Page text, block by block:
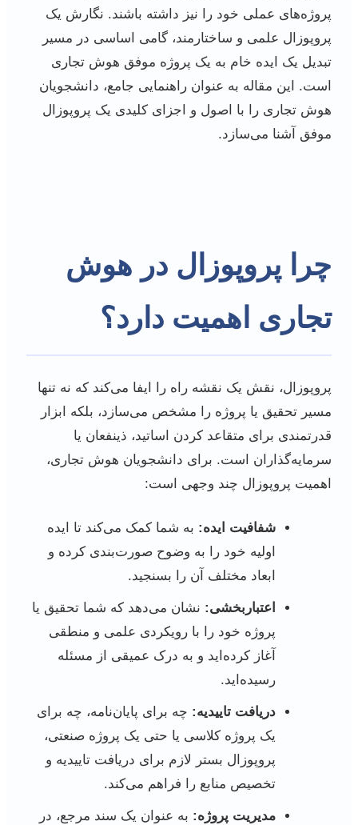
پروژه‌های عملی خود را نیز داشته باشند. نگارش یک
پروپوزال علمی و ساختارمند، گامی اساسی در مسیر
تبدیل یک ایده خام به یک پروژه موفق هوش تجاری
است. این مقاله به عنوان راهنمایی جامع، دانشجویان
هوش تجاری را با اصول و اجزای کلیدی یک پروپوزال
موفق آشنا می‌سازد.
چرا پروپوزال در هوش
تجاری اهمیت دارد؟
پروپوزال، نقش یک نقشه راه را ایفا می‌کند که نه تنها
مسیر تحقیق یا پروژه را مشخص می‌سازد، بلکه ابزار
قدرتمندی برای متقاعد کردن اساتید، ذینفعان یا
سرمایه‌گذاران است. برای دانشجویان هوش تجاری،
اهمیت پروپوزال چند وجهی است:
شفافیت ایده: به شما کمک می‌کند تا ایده
اولیه خود را به وضوح صورت‌بندی کرده و
ابعاد مختلف آن را بسنجید.
اعتباربخشی: نشان می‌دهد که شما تحقیق یا
پروژه خود را با رویکردی علمی و منطقی
آغاز کرده‌اید و به درک عمیقی از مسئله
رسیده‌اید.
دریافت تاییدیه: چه برای پایان‌نامه، چه برای
یک پروژه کلاسی یا حتی یک پروژه صنعتی،
پروپوزال بستر لازم برای دریافت تاییدیه و
تخصیص منابع را فراهم می‌کند.
مدیریت پروژه: به عنوان یک سند مرجع، در